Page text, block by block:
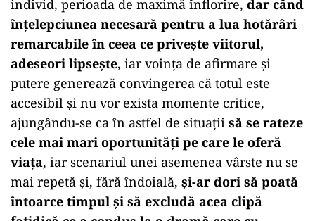
pandemiei de COVID-19.
Judecătorul arată că „instanţa reţine că
liberarea condiţionată înainte de termen
reprezintă o şansă şi, având în vedere şi vârsta
acestuia de 28 de ani, de faptul că se vorbește
despreo persoană fără antecedente penale,
de aspectul că petentul a stat în detenţie în
perioada cea mai frumoasă a vieţii sale,
considerată etapa de graţie în existenţa oricărui
individ, perioada de maximă înflorire,dar când